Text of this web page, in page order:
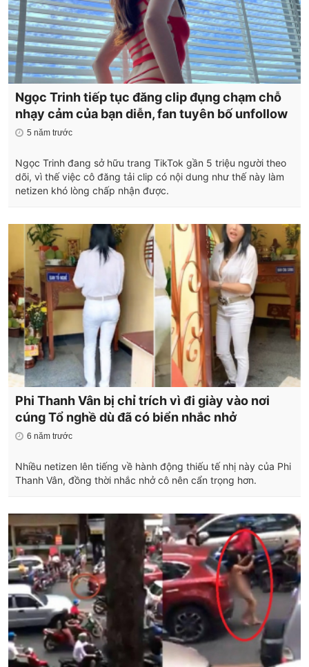
Ngọc Trinh tiếp tục đăng clip đụng chạm chỗ
nhạy cảm của bạn diễn, fan tuyên bố unfollow
5 năm trước
Ngọc Trinh đang sở hữu trang TikTok gần 5 triệu người theo
dõi, vì thế việc cô đăng tải clip có nội dung như thế này làm
netizen khó lòng chấp nhận được.
Phi Thanh Vân bị chỉ trích vì đi giày vào nơi
cúng Tổ nghề dù đã có biển nhắc nhở
6 năm trước
Nhiều netizen lên tiếng về hành động thiếu tế nhị này của Phi
Thanh Vân, đồng thời nhắc nhở cô nên cẩn trọng hơn.